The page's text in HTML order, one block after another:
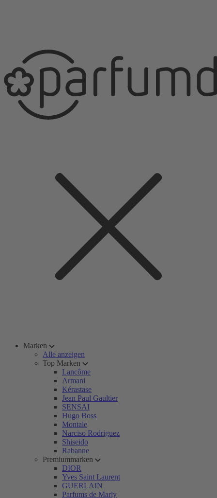
Marken
Alle anzeigen
Top Marken
Lancôme
Armani
Kérastase
Jean Paul Gaultier
SENSAI
Hugo Boss
Montale
Narciso Rodriguez
Shiseido
Rabanne
Premiummarken
DIOR
Yves Saint Laurent
GUERLAIN
Parfums de Marly